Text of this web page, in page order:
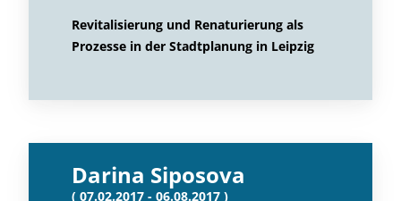
Revitalisierung und Renaturierung als
Prozesse in der Stadtplanung in Leipzig
Darina Siposova
( 07.02.2017 - 06.08.2017 )